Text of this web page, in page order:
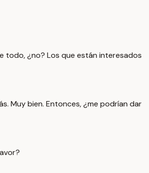
todo, ¿no? Los que están interesados
Muy bien. Entonces, ¿me podrían dar